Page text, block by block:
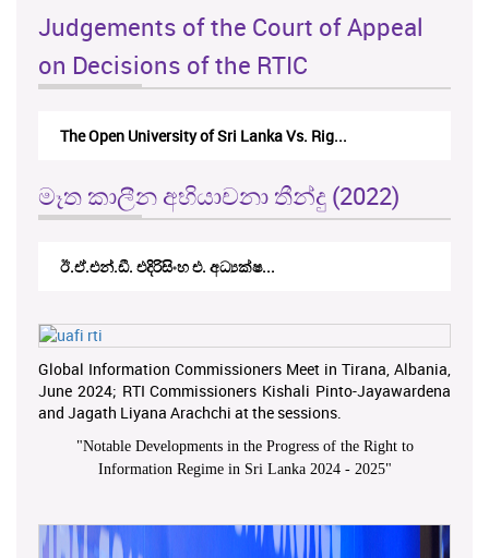
Judgements of the Court of Appeal
on Decisions of the RTIC
The Open University of Sri Lanka Vs. Rig...
මෑත කාලීන අභියාචනා තීන්දු (2022)
ඊ.ඒ.එන්.ඩී. එදිරිසිංහ එ. අධ්‍යක්ෂ...
Global Information Commissioners Meet in Tirana, Albania,
June 2024; RTI Commissioners Kishali Pinto-Jayawardena
and Jagath Liyana Arachchi at the sessions.
"Notable Developments in the Progress of the Right to
Information Regime in Sri Lanka 2024 - 2025"